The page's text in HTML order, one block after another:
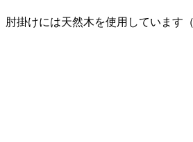
肘掛けには天然木を使用しています